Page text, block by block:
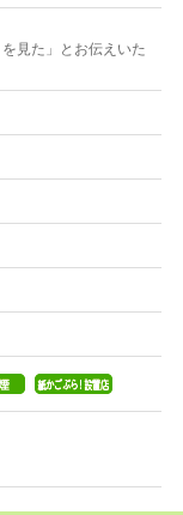
見た」とお伝えいた